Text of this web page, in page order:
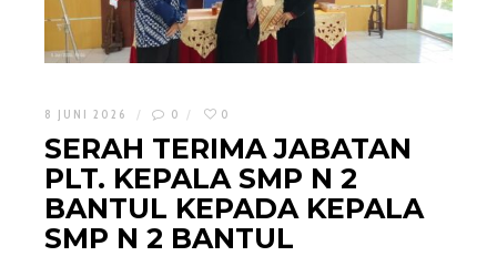
8 JUNI 2026 0 0
SERAH TERIMA JABATAN
PLT. KEPALA SMP N 2
BANTUL KEPADA KEPALA
SMP N 2 BANTUL